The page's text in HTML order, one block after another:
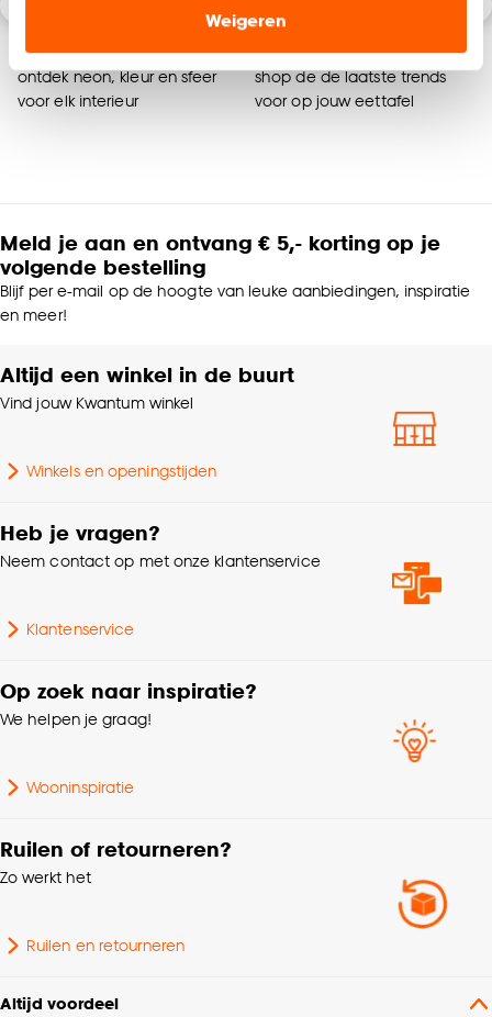
advertenties en communicatie.
Klik op ‘Ja, alles toestaan’ om gebruik te maken
van alle cookies, of klik op ‘weigeren’ om alleen de
Goed om te weten is dat je deze keuze altijd nog
kan aanpassen, bekijk hiervoor onze
cookieverklaring
Weigeren
Woondossier vloerkleden
ontdek neon, kleur en sfeer
voor elk interieur
shop de de laatste trends
voor op jouw eettafel
Meld je aan en ontvang € 5,- korting op je
volgende bestelling
Blijf per e-mail op de hoogte van leuke aanbiedingen, inspiratie
en meer!
Altijd een winkel in de buurt
Vind jouw Kwantum winkel
Winkels en openingstijden
Heb je vragen?
Neem contact op met onze klantenservice
Klantenservice
Op zoek naar inspiratie?
We helpen je graag!
Wooninspiratie
Ruilen of retourneren?
Zo werkt het
Ruilen en retourneren
Altijd voordeel